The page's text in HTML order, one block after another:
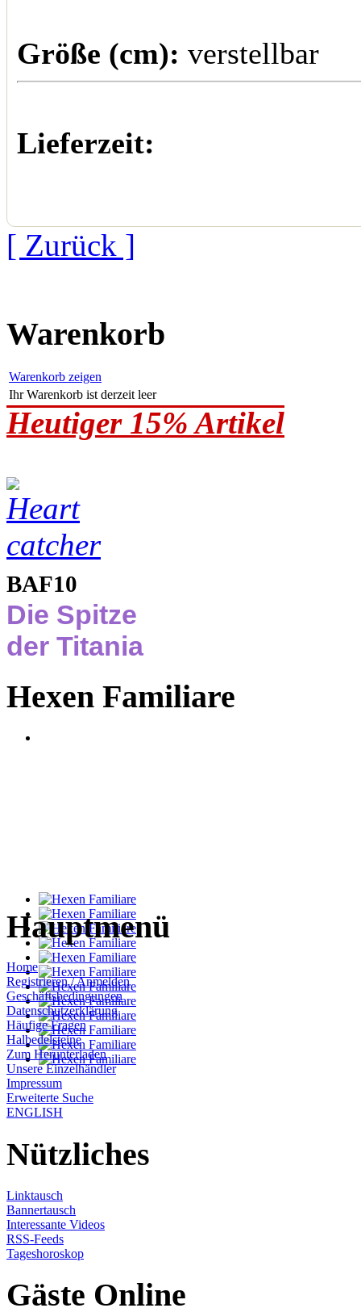
Größe (cm): verstellbar
Lieferzeit:
[ Zurück ]
Warenkorb
Warenkorb zeigen
Ihr Warenkorb ist derzeit leer
Heutiger 15% Artikel
BAF10
Die Spitze
der Titania
Hexen Familiare
Hauptmenü
Home
Registrieren / Anmelden
Geschäftsbedingungen
Datenschutzerklärung
Häufige Fragen
Halbedelsteine
Zum Herunterladen
Unsere Einzelhändler
Impressum
Erweiterte Suche
ENGLISH
Nützliches
Linktausch
Bannertausch
Interessante Videos
RSS-Feeds
Tageshoroskop
Gäste Online